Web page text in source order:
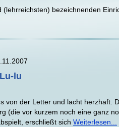
bezeichnenden
lu
von der Letter und lacht herzhaft.
(die vor kurzem noch eine ganz
erschließt sich Weiterlesen...